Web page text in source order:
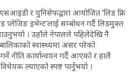
र युनिसेफद्वारा आयोजित ‘लिड फ्रि
प्लेजिङ इभेन्ट’लाई सम्बोधन गर्दै लिडमुक्त
। उहाँले नेपालले पहिलेदेखि नै
स्वास्थ्यमा असर परेको
नीति कार्यान्वयन गर्दै आएको र हालै
ल्याएको स्पष्ट पार्नुभयो ।